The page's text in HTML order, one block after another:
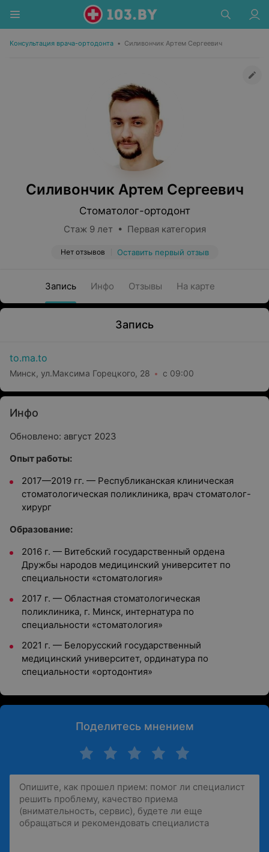
Консультация врача-ортодонта • Силивончик Артем Сергеевич
Силивончик Артем Сергеевич
Стоматолог-ортодонт
Стаж 9 лет • Первая категория
Нет отзывов Оставить первый отзыв
Запись Инфо Отзывы На карте
Запись
to.ma.to
Минск, ул.Максима Горецкого, 28 с 09:00
Инфо
Обновлено: август 2023
Опыт работы:
2017—2019 гг. — Республиканская клиническая
стоматологическая поликлиника, врач стоматолог-
хирург
Oбразование:
2016 г. — Витебский государственный ордена
Дружбы народов медицинский университет по
специальности «стоматология»
2017 г. — Областная стоматологическая
поликлиника, г. Минск, интернатура по
специальности «стоматология»
2021 г. — Белорусский государственный
медицинский университет, ординатура по
специальности «ортодонтия»
Поделитесь мнением